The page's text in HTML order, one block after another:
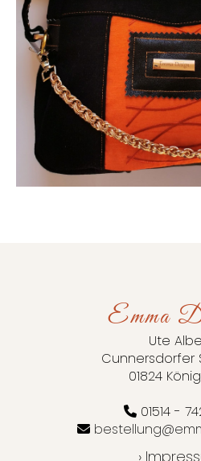
Emma
Ute
Cunnersdorfer
01824
01514 -
›